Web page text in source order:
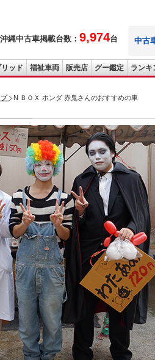
沖縄中古車掲載台数： 9,974台 中古
ッド 福祉車両 販売店 グー鑑定 ランキ
N ＢＯＸ ホンダ 赤鬼さんのおすすめの車